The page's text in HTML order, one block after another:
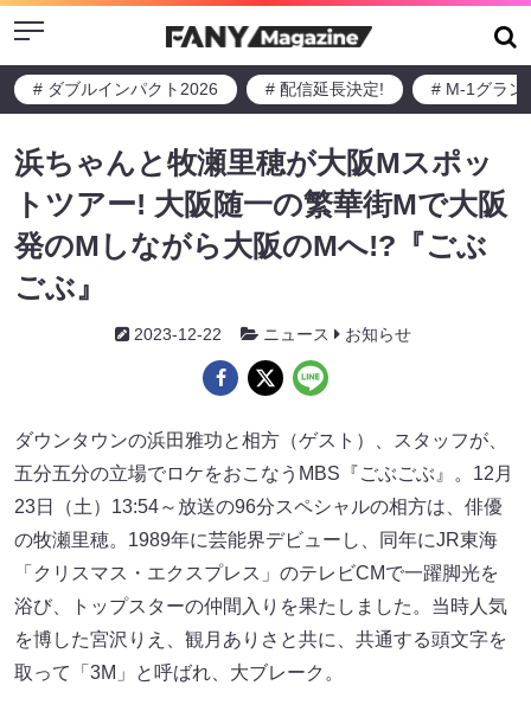
Menu
# ダブルインパクト2026 # 配信延長決定! # M-1グラン
浜ちゃんと牧瀬里穂が大阪Mスポッ
トツアー! 大阪随一の繁華街Mで大阪
発のMしながら大阪のMへ!?『ごぶ
ごぶ』
2023-12-22 ニュース お知らせ
ダウンタウンの浜田雅功と相方（ゲスト）、スタッフが、
五分五分の立場でロケをおこなうMBS『ごぶごぶ』。12月
23日（土）13:54～放送の96分スペシャルの相方は、俳優
の牧瀬里穂。1989年に芸能界デビューし、同年にJR東海
「クリスマス・エクスプレス」のテレビCMで一躍脚光を
浴び、トップスターの仲間入りを果たしました。当時人気
を博した宮沢りえ、観月ありさと共に、共通する頭文字を
取って「3M」と呼ばれ、大ブレーク。